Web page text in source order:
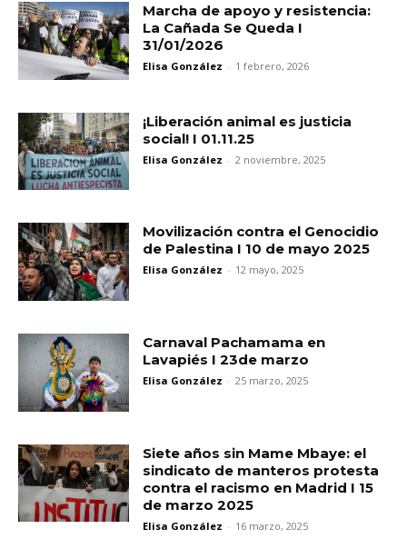
Marcha de apoyo y resistencia:
La Cañada Se Queda I
31/01/2026
Elisa González - 1 febrero, 2026
¡Liberación animal es justicia
social! I 01.11.25
Elisa González - 2 noviembre, 2025
Movilización contra el Genocidio
de Palestina I 10 de mayo 2025
Elisa González - 12 mayo, 2025
Carnaval Pachamama en
Lavapiés I 23de marzo
Elisa González - 25 marzo, 2025
Siete años sin Mame Mbaye: el
sindicato de manteros protesta
contra el racismo en Madrid I 15
de marzo 2025
Elisa González - 16 marzo, 2025